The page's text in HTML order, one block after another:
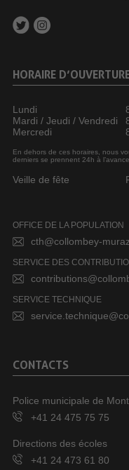
HORAIRE
Lundi
Mardi / Jeudi / Vendredi
Mercredi
En dehors de ces horaires, nous
derniers se prennent 24h à
Veille de fête
OFFICE DE LA POPULATION
cth@collombey-
SERVICE DES
SERVICE TECHNIQUE
CONTACTS
Police municipale de
+41 24 475 75 75
Directions des écoles
+41 24 473 61 80